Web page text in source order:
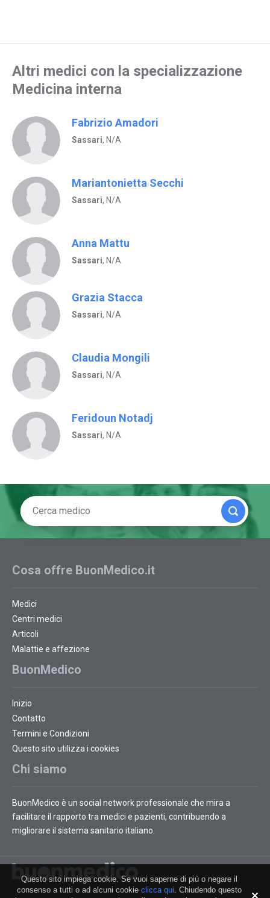
Altri medici con la specializzazione
Medicina interna
Fabrizio Amadori
Sassari, N/A
Mariantonietta Secchi
Sassari, N/A
Anna Mattu
Sassari, N/A
Grazia Stacca
Sassari, N/A
Claudia Mongili
Sassari, N/A
Feridoun Notadj
Sassari, N/A
Cosa offre BuonMedico.it
Medici
Centri medici
Articoli
Malattie e affezione
BuonMedico
Inizio
Contatto
Termini e Condizioni
Questo sito utilizza i cookies
Chi siamo
BuonMedico è un social network professionale che mira a
facilitare il rapporto tra medici e pazienti, contribuendo a
migliorare il sistema sanitario italiano.
Questo sito impiega cookie. Se vuoi saperne di più o negare il
consenso a tutti o ad alcuni cookie clicca qui. Chiudendo questo